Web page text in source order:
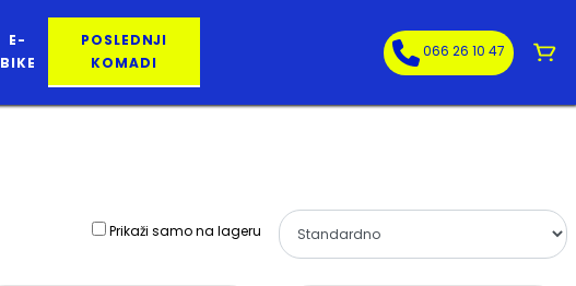
E-
BIKE
POSLEDNJI
KOMADI
066 26 10 47
Prikaži samo na lageru